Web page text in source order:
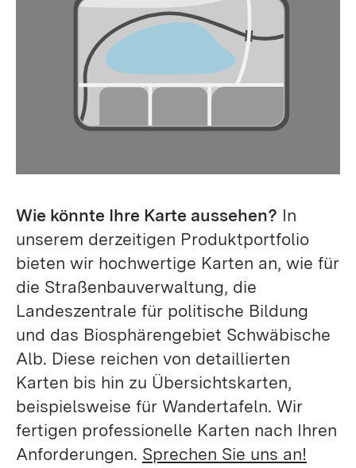
Wie könnte Ihre Karte aussehen? In
unserem derzeitigen Produktportfolio
bieten wir hochwertige Karten an, wie für
die Straßenbauverwaltung, die
Landeszentrale für politische Bildung
und das Biosphärengebiet Schwäbische
Alb. Diese reichen von detaillierten
Karten bis hin zu Übersichtskarten,
beispielsweise für Wandertafeln. Wir
fertigen professionelle Karten nach Ihren
Anforderungen. Sprechen Sie uns an!